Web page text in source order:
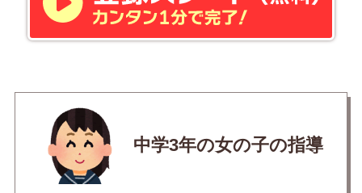
中学3年の女の子の指導